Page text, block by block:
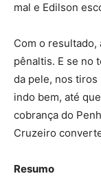
mal e Edilson
Com o resultado,
pênaltis. E se no
da pele, nos tiros
indo bem, até
cobrança do
Cruzeiro
Resumo